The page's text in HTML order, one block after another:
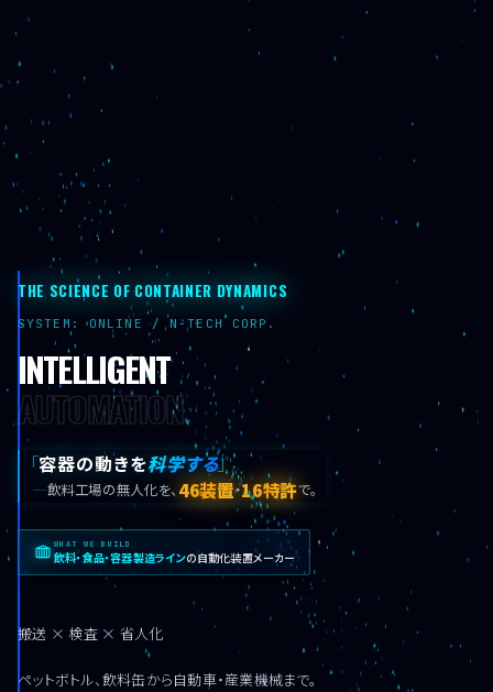
THE SCIENCE OF CONTAINER DYNAMICS
SYSTEM: ONLINE / N-TECH CORP.
INTELLIGENT
AUTOMATION
「容器の動きを科学する」
─飲料工場の無人化を、 46装置・16特許で。
WHAT WE BUILD
飲料・食品・容器製造ラインの自動化装置メーカー
搬送 × 検査 × 省人化
ペットボトル、飲料缶から自動車・産業機械まで。